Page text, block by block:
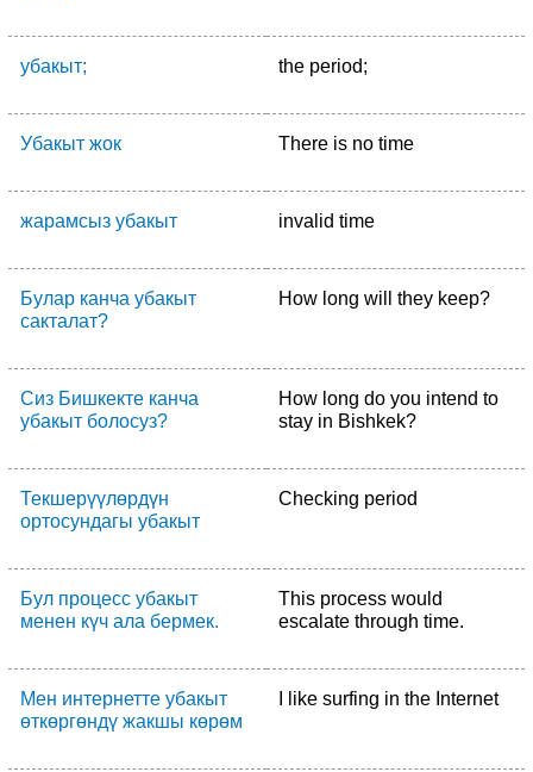
убакыт; the period;
Убакыт жок There is no time
жарамсыз убакыт invalid time
Булар канча убакыт
сакталат?
How long will they keep?
Сиз Бишкекте канча
убакыт болосуз?
How long do you intend to
stay in Bishkek?
Текшерүүлөрдүн
ортосундагы убакыт
Checking period
Бул процесс убакыт
менен күч ала бермек.
This process would
escalate through time.
Мен интернетте убакыт
өткөргөндү жакшы көрөм
I like surfing in the Internet